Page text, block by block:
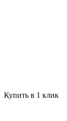
Купить в 1 клик